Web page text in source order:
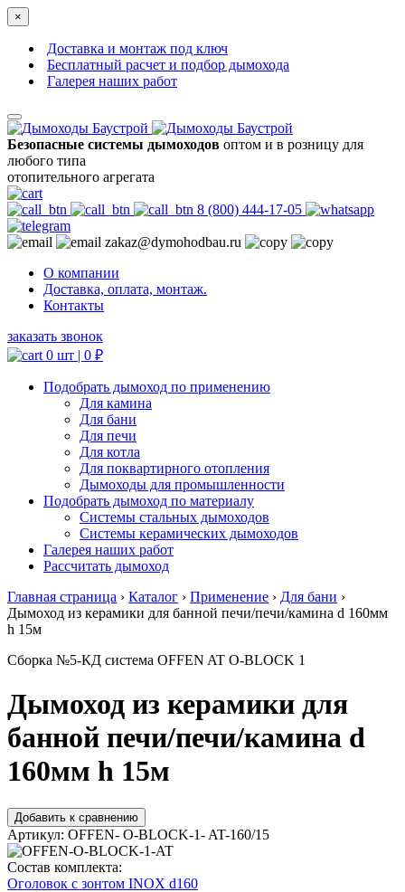
×
Доставка и монтаж под ключ
Бесплатный расчет и подбор дымохода
Галерея наших работ
Безопасные системы дымоходов оптом и в розницу для
любого типа
отопительного агрегата
8 (800) 444-17-05
zakaz@dymohodbau.ru
О компании
Доставка, оплата, монтаж.
Контакты
заказать звонок
0 шт | 0 ₽
Подобрать дымоход по применению
Для камина
Для бани
Для печи
Для котла
Для поквартирного отопления
Дымоходы для промышленности
Подобрать дымоход по материалу
Системы стальных дымоходов
Системы керамических дымоходов
Галерея наших работ
Рассчитать дымоход
Главная страница › Каталог › Применение › Для бани ›
Дымоход из керамики для банной печи/печи/камина d 160мм
h 15м
Сборка №5-КД система OFFEN AT O-BLOCK 1
Дымоход из керамики для
банной печи/печи/камина d
160мм h 15м
Добавить к сравнению
Артикул: OFFEN- O-BLOCK-1- AT-160/15
Состав комплекта:
Оголовок с зонтом INOX d160